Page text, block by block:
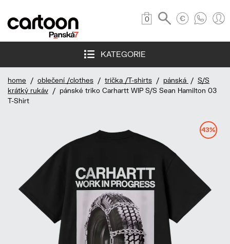
0
KATEGORIE
home / oblečení /clothes / trička /T-shirts / pánská / S/S
krátký rukáv / pánské triko Carhartt WIP S/S Sean Hamilton 03
T-Shirt
43%